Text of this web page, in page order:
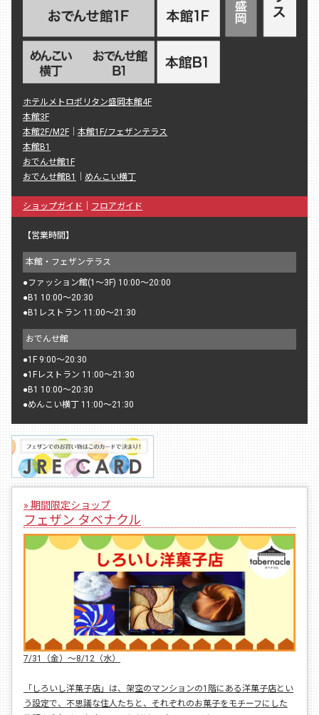
ホテルメトロポリタン盛岡本館4F
本館3F
本館2F/M2F
本館1F/フェザンテラス
本館B1
おでんせ館1F
おでんせ館B1
めんこい横丁
ショップガイド フロアガイド
【営業時間】
本館・フェザンテラス
●ファッション館(1〜3F) 10:00〜20:00
●B1 10:00〜20:30
●B1レストラン 11:00〜21:30
おでんせ館
●1F 9:00〜20:30
●1Fレストラン 11:00〜21:30
●B1 10:00〜20:30
●めんこい横丁 11:00〜21:30
» 期間限定ショップ
フェザン タベナクル
7/31（金）〜8/12（水）
「しろいし洋菓子店」は、架空のマンションの1階にある洋菓子店とい
う設定で、不思議な住人たちと、それぞれのお菓子をモチーフにした